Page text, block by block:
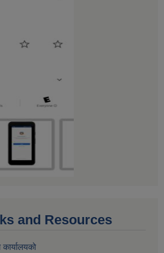
and Resources